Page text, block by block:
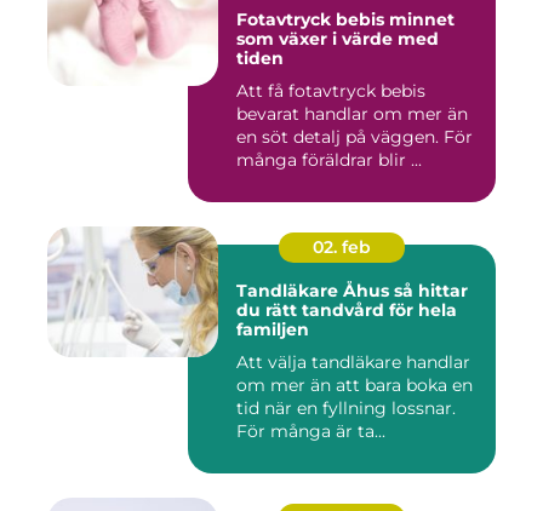
Fotavtryck bebis minnet
som växer i värde med
tiden
Att få fotavtryck bebis
bevarat handlar om mer än
en söt detalj på väggen. För
många föräldrar blir ...
02. feb
Tandläkare Åhus så hittar
du rätt tandvård för hela
familjen
Att välja tandläkare handlar
om mer än att bara boka en
tid när en fyllning lossnar.
För många är ta...